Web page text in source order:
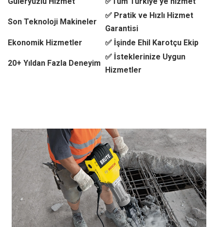
Son Teknoloji Makineler
✅ Pratik ve Hızlı Hizmet
Garantisi
Ekonomik Hizmetler
✅ İşinde Ehil Karotçu Ekip
20+ Yıldan Fazla Deneyim
✅ İsteklerinize Uygun
Hizmetler